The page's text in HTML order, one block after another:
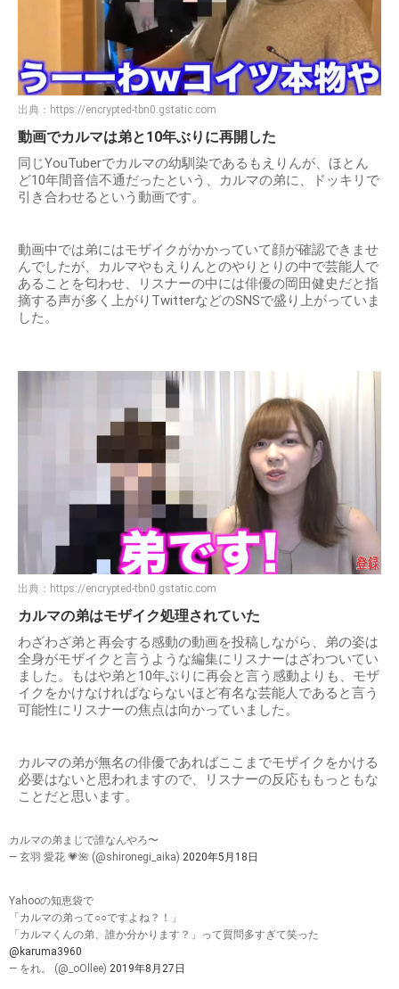
出典： https://encrypted-tbn0.gstatic.com
動画でカルマは弟と10年ぶりに再開した
同じYouTuberでカルマの幼馴染であるもえりんが、ほとん
ど10年間音信不通だったという、カルマの弟に、ドッキリで
引き合わせるという動画です。
動画中では弟にはモザイクがかかっていて顔が確認できませ
んでしたが、カルマやもえりんとのやりとりの中で芸能人で
あることを匂わせ、リスナーの中には俳優の岡田健史だと指
摘する声が多く上がりTwitterなどのSNSで盛り上がっていま
した。
出典： https://encrypted-tbn0.gstatic.com
カルマの弟はモザイク処理されていた
わざわざ弟と再会する感動の動画を投稿しながら、弟の姿は
全身がモザイクと言うような編集にリスナーはざわついてい
ました。もはや弟と10年ぶりに再会と言う感動よりも、モザ
イクをかけなければならないほど有名な芸能人であると言う
可能性にリスナーの焦点は向かっていました。
カルマの弟が無名の俳優であればここまでモザイクをかける
必要はないと思われますので、リスナーの反応ももっともな
ことだと思います。
カルマの弟まじで誰なんやろ〜
— 玄羽 愛花 💗🌺 (@shironegi_aika) 2020年5月18日
Yahooの知恵袋で
「カルマの弟って○○ですよね？！」
「カルマくんの弟、誰か分かります？」って質問多すぎて笑った
@karuma3960
— をれ。 (@_oOllee) 2019年8月27日